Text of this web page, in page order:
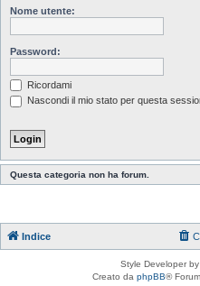
Nome utente:
Password:
Ricordami
Nascondi il mio stato per questa
Questa categoria non ha forum.
Indice
Style Developer
Creato da phpBB®